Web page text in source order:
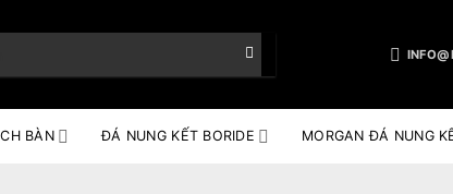
BÀN ĐÁ NUNG KẾT BORIDE MORGAN ĐÁ NUNG